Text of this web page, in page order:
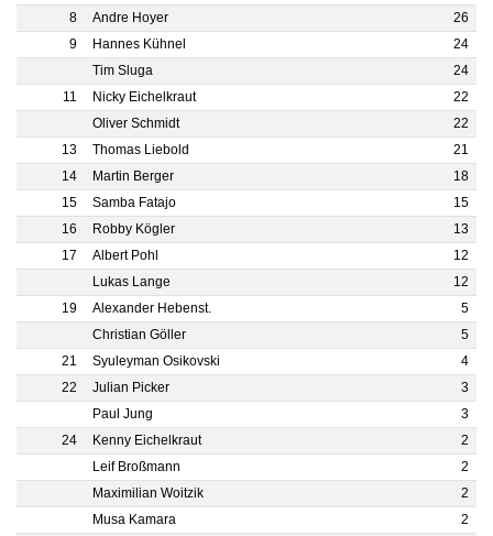
8
Andre Hoyer
26
9
Hannes Kühnel
24
Tim Sluga
24
11
Nicky Eichelkraut
22
Oliver Schmidt
22
13
Thomas Liebold
21
14
Martin Berger
18
15
Samba Fatajo
15
16
Robby Kögler
13
17
Albert Pohl
12
Lukas Lange
12
19
Alexander Hebenst.
5
Christian Göller
5
21
Syuleyman Osikovski
4
22
Julian Picker
3
Paul Jung
3
24
Kenny Eichelkraut
2
Leif Broßmann
2
Maximilian Woitzik
2
Musa Kamara
2